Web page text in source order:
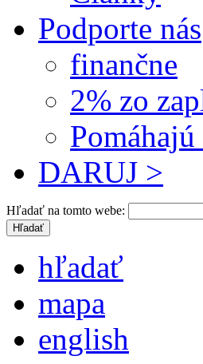
Podporte nás
finančne
2% zo
Pomáhajú
DARUJ >
Hľadať na tomto webe:
hľadať
mapa
english